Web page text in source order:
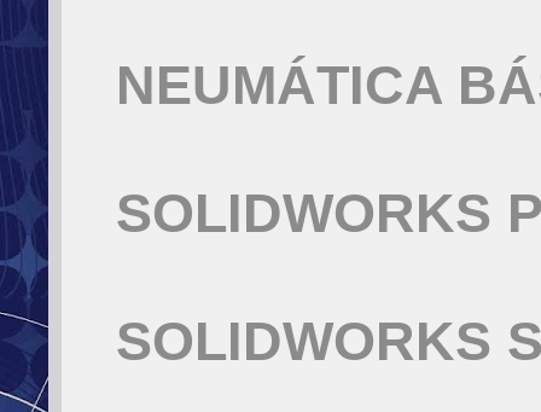
NEUMÁTICA
SOLIDWORKS
SOLIDWORKS